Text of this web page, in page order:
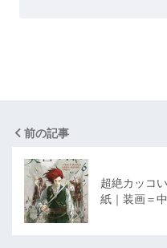
前の記事
超絶カッコ
紙｜装画＝